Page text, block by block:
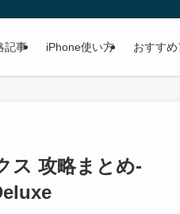
記事 iPhone使い方 おすす
ス 攻略まとめ-